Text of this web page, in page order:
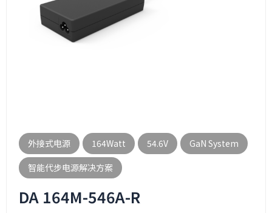
外接式电源 164Watt 54.6V
GaN System
智能代步电源解决方案
DA 164M-546A-R